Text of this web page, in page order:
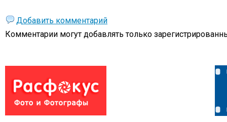
Добавить комментарий
Комментарии могут добавлять только